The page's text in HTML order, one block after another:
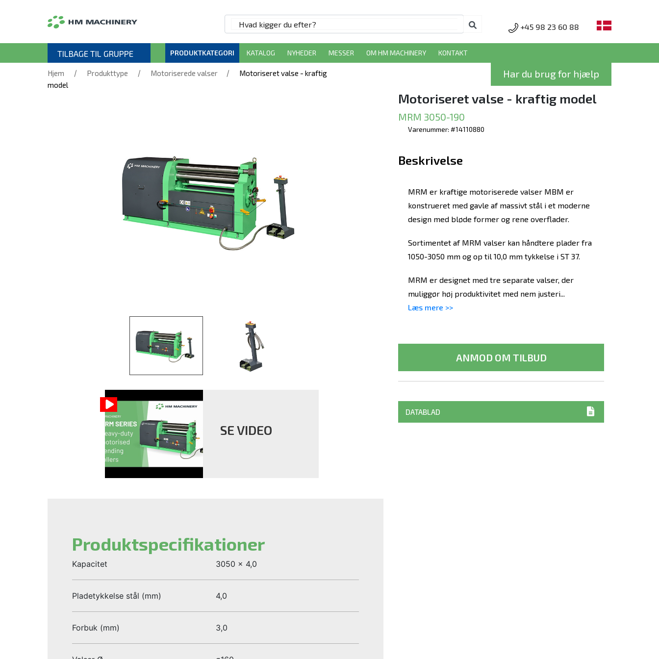
+45 98 23 60 88
TILBAGE TIL GRUPPE PRODUKTKATEGORI KATALOG NYHEDER MESSER OM HM MACHINERY KONTAKT
Hjem / Produkttype / Motoriserede valser /
Motoriseret valse - kraftig
model
Har du brug for hjælp
SE VIDEO
Motoriseret valse - kraftig model
MRM 3050-190
Varenummer: #14110880
Beskrivelse
MRM er kraftige motoriserede valser MBM er
konstrueret med gavle af massivt stål i et moderne
design med bløde former og rene overflader.
Sortimentet af MRM valser kan håndtere plader fra
1050-3050 mm og op til 10,0 mm tykkelse i ST 37.
MRM er designet med tre separate valser, der
muliggør høj produktivitet med nem justeri...
Læs mere >>
ANMOD OM TILBUD
DATABLAD
Produktspecifikationer
Kapacitet 3050 x 4,0
Pladetykkelse stål (mm) 4,0
Forbuk (mm) 3,0